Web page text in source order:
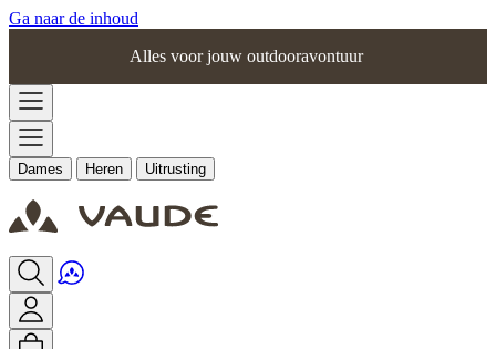
Ga naar de inhoud
Alles voor jouw outdooravontuur
Dames Heren Uitrusting